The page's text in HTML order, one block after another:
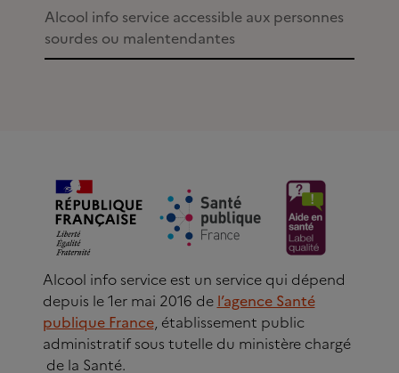
Alcool info service accessible aux personnes
sourdes ou malentendantes
Alcool info service est un service qui dépend
depuis le 1er mai 2016 de l’agence Santé
publique France, établissement public
administratif sous tutelle du ministère chargé
de la Santé.